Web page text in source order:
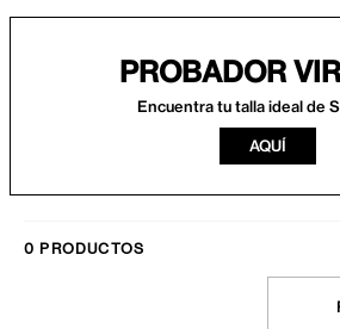
PROBADOR
Encuentra tu talla ideal de
AQUÍ
0 PRODUCTOS